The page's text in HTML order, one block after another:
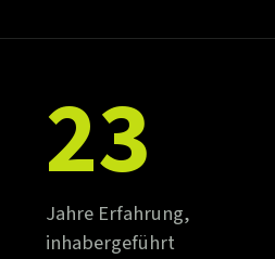
23
Jahre Erfahrung,
inhabergeführt